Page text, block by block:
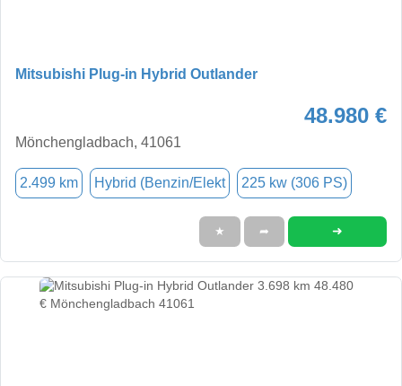
Mitsubishi Plug-in Hybrid Outlander
48.980 €
Mönchengladbach, 41061
2.499 km Hybrid (Benzin/Elekt 225 kw (306 PS)
★ ➦ ➜